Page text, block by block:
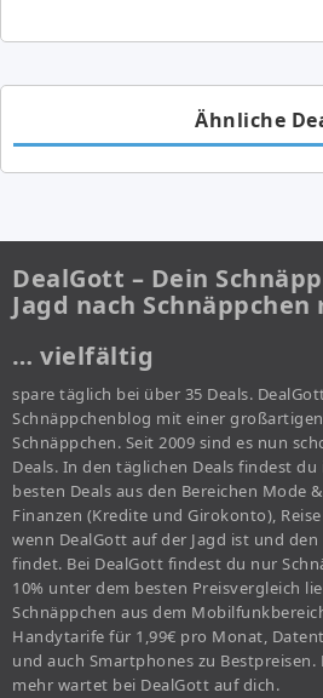
Ähnliche
DealGott – Dein
Jagd nach
… vielfältig
spare täglich bei über 35 Deals.
Schnäppchenblog mit einer
Schnäppchen. Seit 2009 sind es nun
Deals. In den täglichen Deals findest
besten Deals aus den Bereichen Mode
Finanzen (Kredite und Girokonto),
wenn DealGott auf der Jagd ist und
findet. Bei DealGott findest du nur
10% unter dem besten Preisvergleich
Schnäppchen aus dem
Handytarife für 1,99€ pro Monat,
und auch Smartphones zu Bestpreisen.
mehr wartet bei DealGott auf dich.